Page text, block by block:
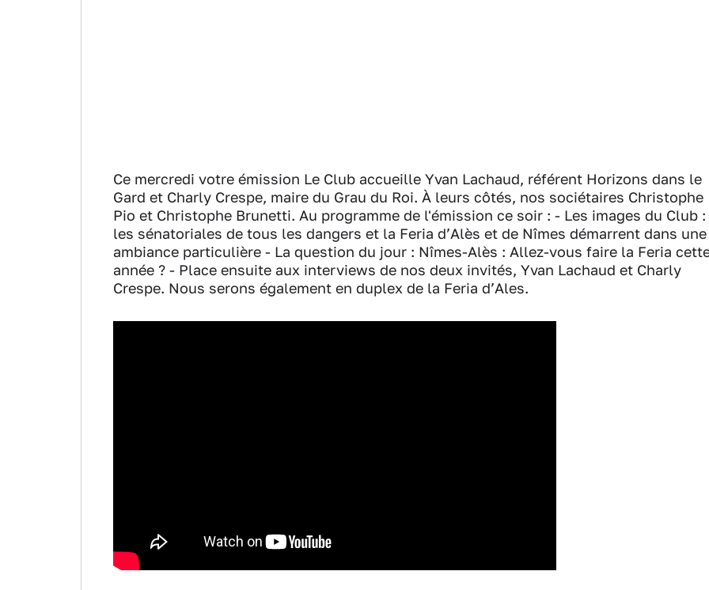
Ce mercredi votre émission Le Club accueille Yvan Lachaud, référent Horizons dans le
Gard et Charly Crespe, maire du Grau du Roi. À leurs côtés, nos sociétaires Christophe
Pio et Christophe Brunetti. Au programme de l'émission ce soir : - Les images du Club :
les sénatoriales de tous les dangers et la Feria d’Alès et de Nîmes démarrent dans une
ambiance particulière - La question du jour : Nîmes-Alès : Allez-vous faire la Feria
année ? - Place ensuite aux interviews de nos deux invités, Yvan Lachaud et Charly
Crespe. Nous serons également en duplex de la Feria d’Ales.